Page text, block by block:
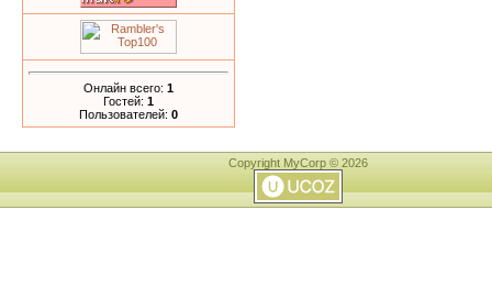
Онлайн всего: 1
Гостей: 1
Пользователей: 0
Copyright MyCorp © 2026